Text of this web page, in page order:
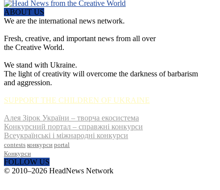
ABOUT US
We are the international news network.
Fresh, creative, and important news from all over
the Creative World.
We stand with Ukraine.
The light of creativity will overcome the darkness of barbarism
and aggression.
SUPPORT THE CHILDREN OF UKRAINE
Алея Зірок України – творча екосистема
Конкурсний портал – справжні конкурси
Всеукраїнські і міжнародні конкурси
contests конкурси portal
Конкурси
FOLLOW US
© 2010–2026 HeadNews Network